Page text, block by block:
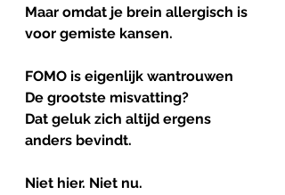
Maar omdat je brein allergisch is
voor gemiste kansen.
FOMO is eigenlijk wantrouwen
De grootste misvatting?
Dat geluk zich altijd ergens
anders bevindt.
Niet hier. Niet nu.